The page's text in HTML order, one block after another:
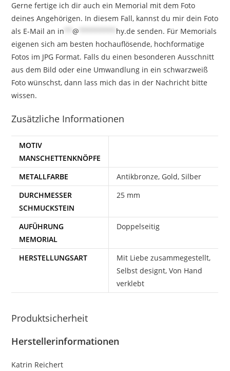
⁣Gerne fertige ich dir auch ein Memorial mit dem Foto
deines Angehörigen. In diesem Fall, kannst du mir dein Foto
als E-Mail an in **@ hy.de senden. Für Memorials
eigenen sich am besten hochauflösende, hochformatige
Fotos im JPG Format. Falls du einen besonderen Ausschnitt
aus dem Bild oder eine Umwandlung in ein schwarzweiß
Foto wünschst, dann lass mich das in der Nachricht bitte
wissen.
Zusätzliche Informationen
MOTIV
MANSCHETTENKNÖPFE
METALLFARBE
Antikbronze, Gold, Silber
DURCHMESSER
SCHMUCKSTEIN
25 mm
AUFÜHRUNG
MEMORIAL
Doppelseitig
HERSTELLUNGSART
Mit Liebe zusammegestellt,
Selbst designt, Von Hand
verklebt
Produktsicherheit
Herstellerinformationen
Katrin Reichert